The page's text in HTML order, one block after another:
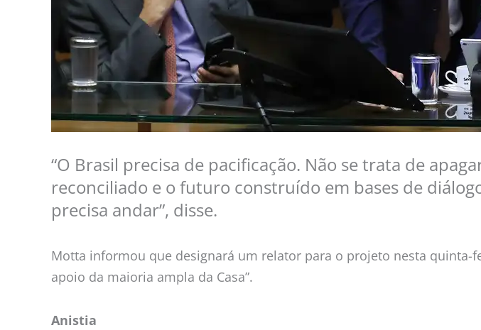
“O Brasil precisa de pacificação. Não se trata de
reconciliado e o futuro construído em bases de
precisa andar”, disse.
Motta informou que designará um relator para o projeto nesta quinta-
apoio da maioria ampla da Casa”.
Anistia